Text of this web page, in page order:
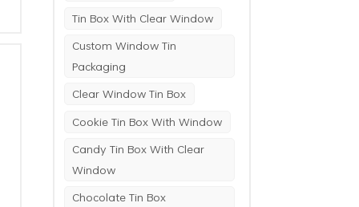
Tin Box With Clear Window
Custom Window Tin
Packaging
Clear Window Tin Box
Cookie Tin Box With Window
Candy Tin Box With Clear
Window
Chocolate Tin Box